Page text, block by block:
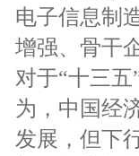
电子信息制
增强、骨干
对于“十三
为，中国经
发展，但下